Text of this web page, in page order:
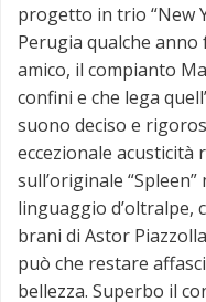
progetto in trio “New
Perugia qualche anno
amico, il compianto
confini e che lega
suono deciso e
eccezionale acusticità
sull’originale
linguaggio d’oltralpe,
brani di Astor
può che restare
bellezza. Superbo il